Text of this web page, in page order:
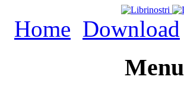
Home Download